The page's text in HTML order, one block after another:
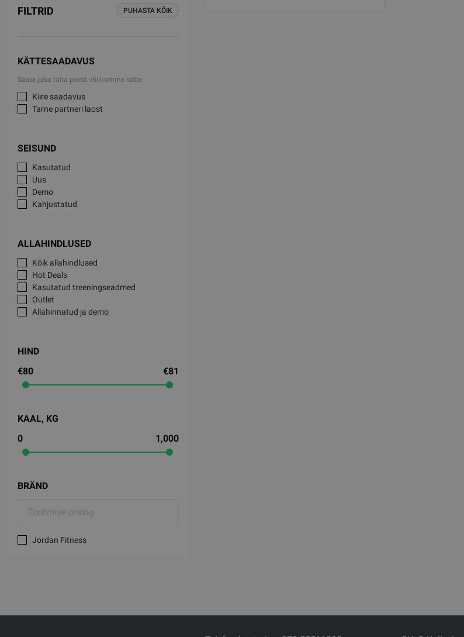
FILTRID PUHASTA KÕIK
KÄTTESAADAVUS
Saate juba täna poest või homme kätte
Kiire saadavus
Tarne partneri laost
SEISUND
Kasutatud
Uus
Demo
Kahjustatud
ALLAHINDLUSED
Kõik allahindlused
Hot Deals
Kasutatud treeningseadmed
Outlet
Allahinnatud ja demo
HIND
€80
€81
KAAL, KG
0
1,000
BRÄND
Jordan Fitness